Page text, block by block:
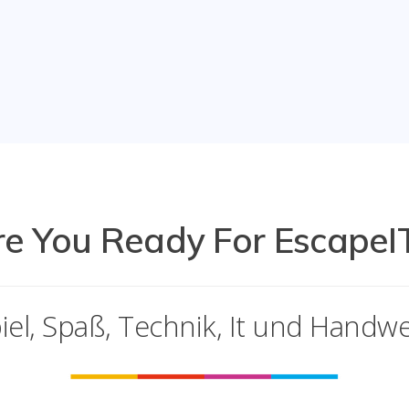
You Ready For
Spaß, Technik, It und